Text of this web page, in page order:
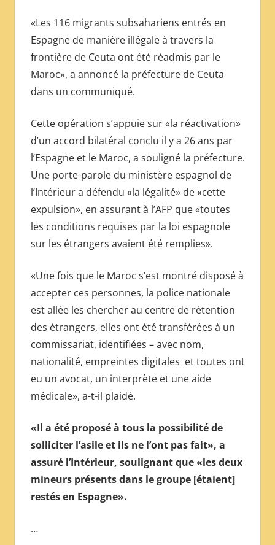
«Les 116 migrants subsahariens entrés en
Espagne de manière illégale à travers la
frontière de Ceuta ont été réadmis par le
Maroc», a annoncé la préfecture de Ceuta
dans un communiqué.
Cette opération s’appuie sur «la réactivation»
d’un accord bilatéral conclu il y a 26 ans par
l’Espagne et le Maroc, a souligné la préfecture.
Une porte-parole du ministère espagnol de
l’Intérieur a défendu «la légalité» de «cette
expulsion», en assurant à l’AFP que «toutes
les conditions requises par la loi espagnole
sur les étrangers avaient été remplies».
«Une fois que le Maroc s’est montré disposé à
accepter ces personnes, la police nationale
est allée les chercher au centre de rétention
des étrangers, elles ont été transférées à un
commissariat, identifiées – avec nom,
nationalité, empreintes digitales et toutes ont
eu un avocat, un interprète et une aide
médicale», a-t-il plaidé.
«Il a été proposé à tous la possibilité de
solliciter l’asile et ils ne l’ont pas fait», a
assuré l’Intérieur, soulignant que «les deux
mineurs présents dans le groupe [étaient]
restés en Espagne».
…